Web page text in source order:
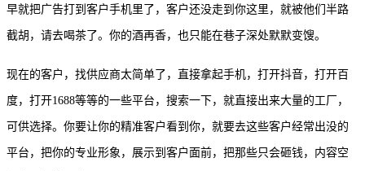
早就把广告打到客户手机里了，客户还没走到你这里，就被他们半路
截胡，请去喝茶了。你的酒再香，也只能在巷子深处默默变馊。
现在的客户，找供应商太简单了，直接拿起手机，打开抖音，打开百
度，打开1688等等的一些平台，搜索一下，就直接出来大量的工厂，
可供选择。你要让你的精准客户看到你，就要去这些客户经常出没的
平台，把你的专业形象，展示到客户面前，把那些只会砸钱，内容空